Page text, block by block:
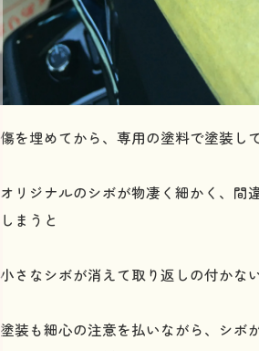
傷を埋めてから、専用の塗料で塗装し
オリジナルのシボが物凄く細かく、間
しまうと
小さなシボが消えて取り返しの付かな
塗装も細心の注意を払いながら、シボ